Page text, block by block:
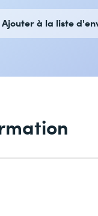
Ajouter à la liste